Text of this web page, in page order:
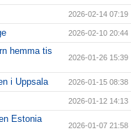
2026-02-14 07:19
2026-02-10 20:44
hemma tis
2026-01-26 15:39
i Uppsala 2026-01-15 08:38
2026-01-12 14:13
Estonia
2026-01-07 21:58